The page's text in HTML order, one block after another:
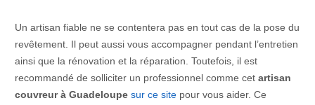
Un artisan fiable ne se contentera pas en tout cas de la pose du
revêtement. Il peut aussi vous accompagner pendant l’entretien
ainsi que la rénovation et la réparation. Toutefois, il est
recommandé de solliciter un professionnel comme cet artisan
couvreur à Guadeloupe sur ce sitepour vous aider. Ce